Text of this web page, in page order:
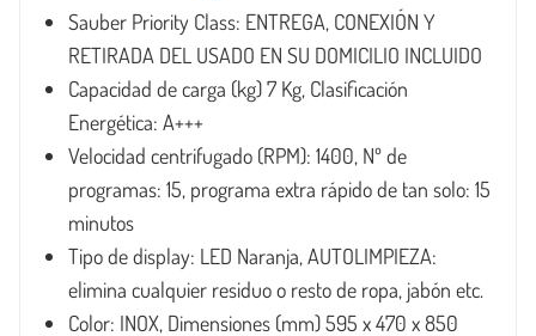
Sauber Priority Class: ENTREGA, CONEXIÓN Y
RETIRADA DEL USADO EN SU DOMICILIO INCLUIDO
Capacidad de carga (kg) 7 Kg, Clasificación
Energética: A+++
Velocidad centrifugado (RPM): 1400, Nº de
programas: 15, programa extra rápido de tan solo: 15
minutos
Tipo de display: LED Naranja, AUTOLIMPIEZA:
elimina cualquier residuo o resto de ropa, jabón etc.
Color: INOX, Dimensiones (mm) 595 x 470 x 850